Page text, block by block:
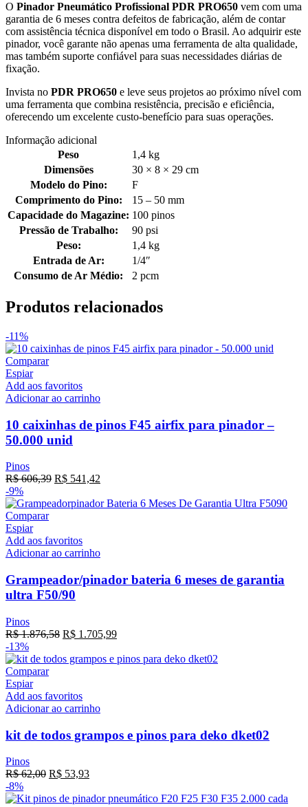
O Pinador Pneumático Profissional PDR PRO650 vem com uma
garantia de 6 meses contra defeitos de fabricação, além de contar
com assistência técnica disponível em todo o Brasil. Ao adquirir este
pinador, você garante não apenas uma ferramenta de alta qualidade,
mas também suporte confiável para suas necessidades diárias de
fixação.
Invista no PDR PRO650 e leve seus projetos ao próximo nível com
uma ferramenta que combina resistência, precisão e eficiência,
oferecendo um excelente custo-benefício para suas operações.
Informação adicional
Peso
1,4 kg
Dimensões
30 × 8 × 29 cm
Modelo do Pino:
F
Comprimento do Pino:
15 – 50 mm
Capacidade do Magazine: 100 pinos
Pressão de Trabalho:
90 psi
Peso:
1,4 kg
Entrada de Ar:
1/4″
Consumo de Ar Médio:
2 pcm
Produtos relacionados
-11%
Comparar
Espiar
Add aos favoritos
Adicionar ao carrinho
10 caixinhas de pinos F45 airfix para pinador –
50.000 unid
Pinos
R$606,39 R$ 541,42
-9%
Comparar
Espiar
Add aos favoritos
Adicionar ao carrinho
Grampeador/pinador bateria 6 meses de garantia
ultra F50/90
Pinos
R$1.876,58 R$ 1.705,99
-13%
Comparar
Espiar
Add aos favoritos
Adicionar ao carrinho
kit de todos grampos e pinos para deko dket02
Pinos
R$62,00 R$ 53,93
-8%